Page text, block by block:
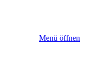
Menü öffnen